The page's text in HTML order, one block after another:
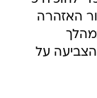
האזהרה
על